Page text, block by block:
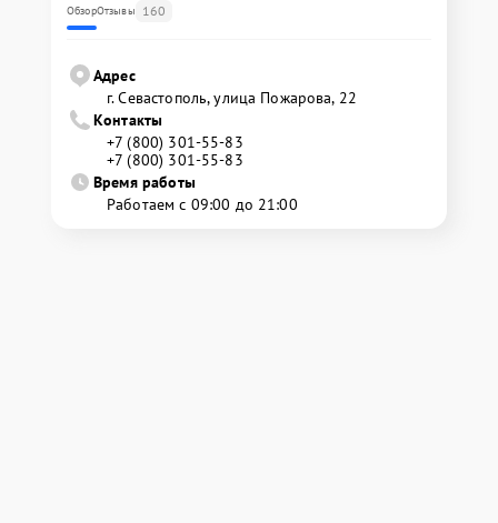
ОбзорОтзывы 160
Адрес
г. Севастополь, улица Пожарова, 22
Контакты
+7 (800) 301-55-83
+7 (800) 301-55-83
Время работы
Работаем с 09:00 до 21:00